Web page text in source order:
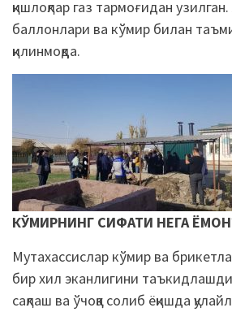
қишлоқлар газ тармоғидан
баллонлари ва кўмир билан
қилинмоқда.
КЎМИРНИНГ СИФАТИ НЕГА
Мутахассислар кўмир ва
бир хил эканлигини
сақлаш ва ўчоққа солиб ёқишда